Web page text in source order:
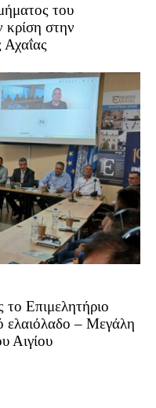
του
κρίση στην
Επιμελητήριο
ελαιόλαδο – Μεγάλη
Αιγίου